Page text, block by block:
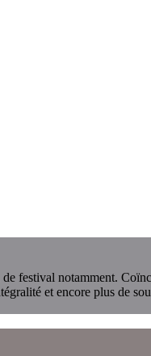
festival notamment.
et encore plus de